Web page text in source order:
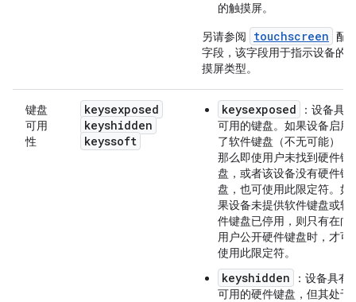
的触摸屏。
另请参阅
touchscreen 配
字段，该字段用于指示设备的
摸屏类型。
键盘
可用
性
keysexposed
keyshidden
keyssoft
keysexposed
：设备具有
可用的键盘。如果设备启用
了软件键盘（不无可能），
那么即使用户未找到硬件键
盘，或者该设备没有硬件键
盘，也可使用此限定符。 如
果设备未提供软件键盘或软
件键盘已停用，则只有在向
用户公开硬件键盘时，才可
使用此限定符。
keyshidden
：设备具有
可用的硬件键盘，但其处于